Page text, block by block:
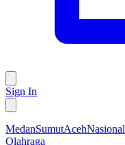
Sign In
MedanSumutAcehNasional
Olahraga